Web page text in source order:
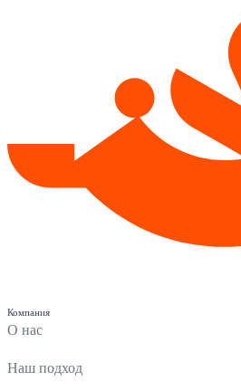
Компания
О нас
Наш подход